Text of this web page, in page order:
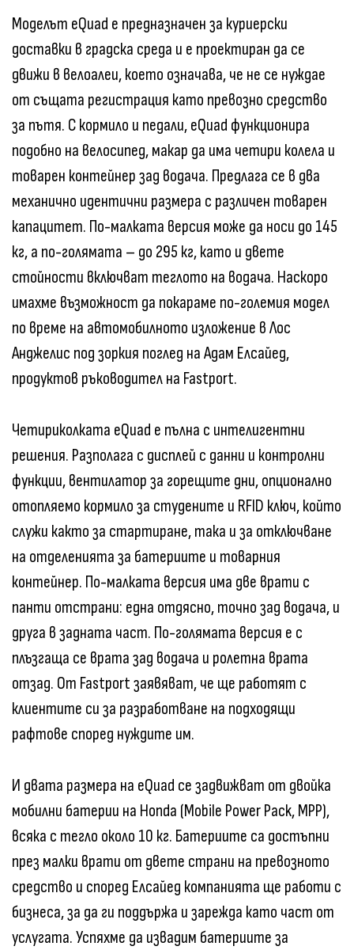
Моделът eQuad е предназначен за куриерски
доставки в градска среда и е проектиран да се
движи в велоалеи, което означава, че не се нуждае
от същата регистрация като превозно средство
за пътя. С кормило и педали, eQuad функционира
подобно на велосипед, макар да има четири колела и
товарен контейнер зад водача. Предлага се в два
механично идентични размера с различен товарен
капацитет. По-малката версия може да носи до 145
кг, а по-голямата – до 295 кг, като и двете
стойности включват теглото на водача. Наскоро
имахме възможност да покараме по-големия модел
по време на автомобилното изложение в Лос
Анджелис под зоркия поглед на Адам Елсайед,
продуктов ръководител на Fastport.
Четириколката eQuad е пълна с интелигентни
решения. Разполага с дисплей с данни и контролни
функции, вентилатор за горещите дни, опционално
отопляемо кормило за студените и RFID ключ, който
служи както за стартиране, така и за отключване
на отделенията за батериите и товарния
контейнер. По-малката версия има две врати с
панти отстрани: една отдясно, точно зад водача, и
друга в задната част. По-голямата версия е с
плъзгаща се врата зад водача и ролетна врата
отзад. От Fastport заявяват, че ще работят с
клиентите си за разработване на подходящи
рафтове според нуждите им.
И двата размера на eQuad се задвижват от двойка
мобилни батерии на Honda (Mobile Power Pack, MPP),
всяка с тегло около 10 кг. Батериите са достъпни
през малки врати от двете страни на превозното
средство и според Елсайед компанията ще работи с
бизнеса, за да ги поддържа и зарежда като част от
услугата. Успяхме да извадим батериите за